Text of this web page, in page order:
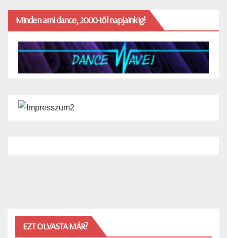
Minden ami dance, 2000-től napjainkig!
EZT OLVASTA MÁR?